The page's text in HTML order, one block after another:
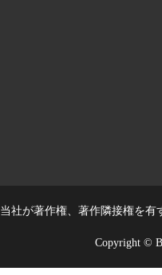
当社が著作権、著作隣接権を
Copyright ©